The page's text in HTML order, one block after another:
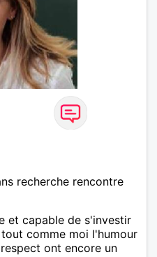
recherche rencontre
et capable de s'investir
comme moi l'humour
ont encore un